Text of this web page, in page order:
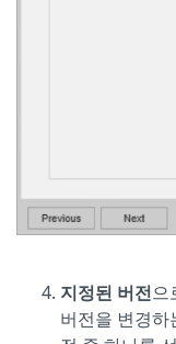
지정된 버전으
버전을 변경하